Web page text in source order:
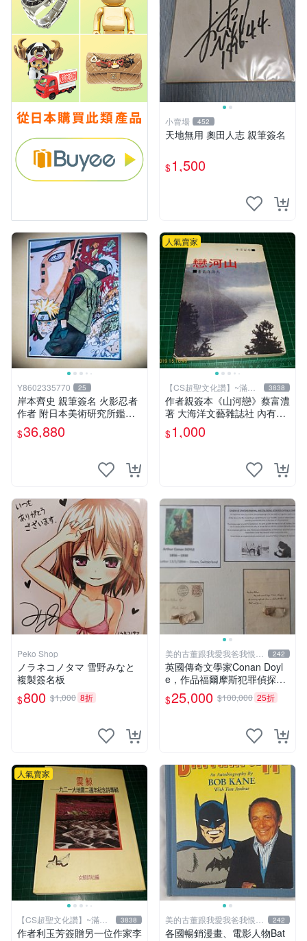
小賣場 452
天地無用 奧田人志 親筆簽名
$1,500
Y8602335770 25
岸本齊史 親筆簽名 火影忍者
作者 附日本美術研究所鑑定
證明書 卡卡西 培英 鳴人 非
佐助 GEM Tsume 曉
$36,880
人氣賣家
【CS超聖文化讚】~滿千
元送運
3838
作者親簽本《山河戀》蔡富澧
著 大海洋文藝雜誌社 內有註
記【CS超聖文化讚】
$1,000
Peko Shop
ノラネコノタマ 雪野みなと
複製簽名板
$800 $1,000 8折
美的古董跟我愛我爸我恨壞
人
242
英國傳奇文學家Conan Doyl
e，作品福爾摩斯犯罪偵探集
在250國暢銷文學、電影，作
品出現犯罪高手顯示警察不聰
案，限量鑑定簽名信件
$25,000 $100,000 25折
人氣賣家
【CS超聖文化讚】~滿千
元送運
3838
作者利玉芳簽贈另一位作家李
美的古董跟我愛我爸我恨壞
人
242
各國暢銷漫畫、電影人物Bat